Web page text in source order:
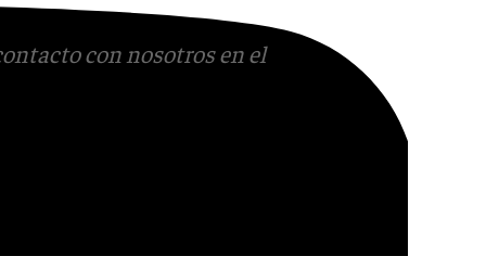
con nosotros en el